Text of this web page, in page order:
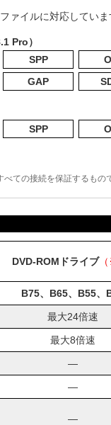
ァイルに対応していま
Pro）
SPP
GAP
SPP
ての接続を保証するもの
DVD-ROMドライブ（
B75、B65、B55、
最大24倍速
最大8倍速
―
―
―